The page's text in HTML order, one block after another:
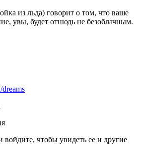
из льда) говорит о том, что ваше
увы, будет отнюдь не безоблачным.
войдите, чтобы увидеть ее и другие